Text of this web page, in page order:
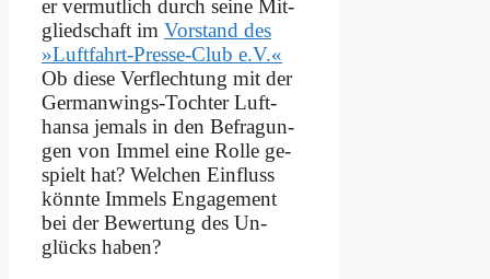
er ver­mut­lich durch sei­ne Mit­
glied­schaft im Vor­stand des
»Luft­fahrt-Pres­se-Club e.V.«
Ob die­se Ver­flech­tung mit der
Ger­man­wings-Toch­ter Luft­
han­sa je­mals in den Be­fra­gun­
gen von Im­mel ei­ne Rol­le ge­
spielt hat? Wel­chen Ein­fluss
könn­te Im­mels En­ga­ge­ment
bei der Be­wer­tung des Un­
glücks ha­ben?